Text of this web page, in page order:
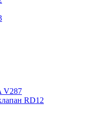
V287
RD12